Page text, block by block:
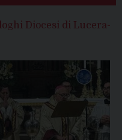
Diocesi di Lucera-